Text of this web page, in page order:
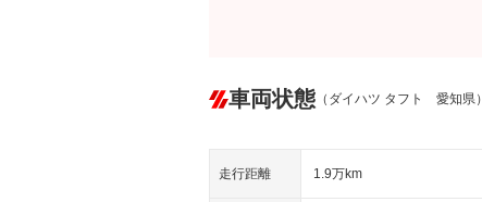
車両状態 （ダイハツ タフト 愛知県）
走行距離 1.9万km